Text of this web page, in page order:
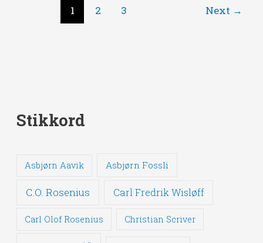
1 2 3 Next →
Stikkord
Asbjørn Aavik Asbjørn Fossli
C.O. Rosenius Carl Fredrik Wisløff
Carl Olof Rosenius Christian Scriver